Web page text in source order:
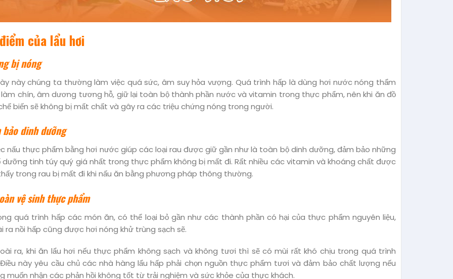
của lẩu hơi
bị nóng
này chúng ta thường làm việc quá sức, âm suy hỏa vượng. Quá trình hấp là dùng hơi nước nóng thẩm
chín, âm dương tương hỗ, giữ lại toàn bộ thành phần nước và vitamin trong thực phẩm, nên khi ăn đồ
biến sẽ không bị mất chất và gây ra các triệu chứng nóng trong người.
dinh dưỡng
nấu thực phẩm bằng hơi nước giúp các loại rau được giữ gần như là toàn bộ dinh dưỡng, đảm bảo những
dưỡng tinh túy quý giá nhất trong thực phẩm không bị mất đi. Rất nhiều các vitamin và khoáng chất được
trong rau bị mất đi khi nấu ăn bằng phương pháp thông thường.
vệ sinh thực phẩm
quá trình hấp các món ăn, có thể loại bỏ gần như các thành phần có hại của thực phẩm nguyên liệu,
ra nồi hấp cũng được hơi nóng khử trùng sạch sẽ.
ra, khi ăn lẩu hơi nếu thực phẩm không sạch và không tươi thì sẽ có mùi rất khó chịu trong quá trình
này yêu cầu chủ các nhà hàng lẩu hấp phải chọn nguồn thực phẩm tươi và đảm bảo chất lượng nếu
muốn nhận các phản hồi không tốt từ trải nghiệm và sức khỏe của thực khách.